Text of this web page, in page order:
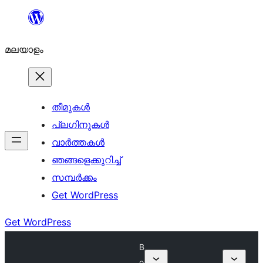
ഉള്ളടക്കത്തിലേക്ക്
മലയാളം
തീമുകൾ
പ്ലഗിനുകൾ
വാര്‍ത്തകള്‍
ഞങ്ങളെക്കുറിച്ച്
സമ്പര്‍ക്കം
Get WordPress
Get WordPress
B